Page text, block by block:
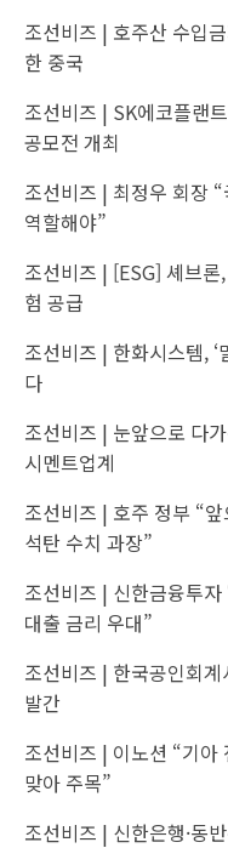
조선비즈 | 호주산 수입
한 중국
조선비즈 | SK에코플랜
공모전 개최
조선비즈 | 최정우 회장
역할해야”
조선비즈 | [ESG] 셰브론
험 공급
조선비즈 | 한화시스템,
다
조선비즈 | 눈앞으로 다
시멘트업계
조선비즈 | 호주 정부 “
석탄 수치 과장”
조선비즈 | 신한금융투
대출 금리 우대”
조선비즈 | 한국공인회계
발간
조선비즈 | 이노션 “기아
맞아 주목”
조선비즈 | 신한은행·동